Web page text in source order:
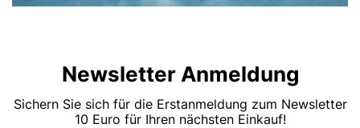
Newsletter Anmeldung
Sichern Sie sich für die Erstanmeldung zum Newsletter
10 Euro für Ihren nächsten Einkauf!